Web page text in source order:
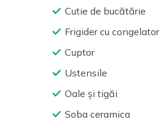
Cutie de bucătărie
Frigider cu congelator
Cuptor
Ustensile
Oale și tigăi
Soba ceramica